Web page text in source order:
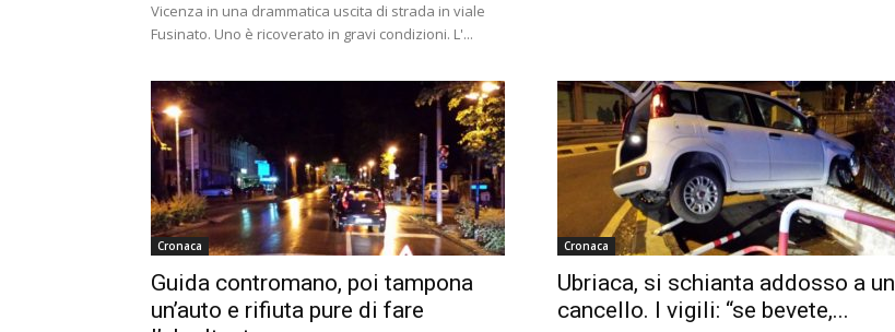
Vicenza in una drammatica uscita di strada in viale
Fusinato. Uno è ricoverato in gravi condizioni. L'...
Cronaca
Guida contromano, poi tampona
un’auto e rifiuta pure di fare
Cronaca
Ubriaca, si schianta addosso a un
cancello. I vigili: “se bevete,...